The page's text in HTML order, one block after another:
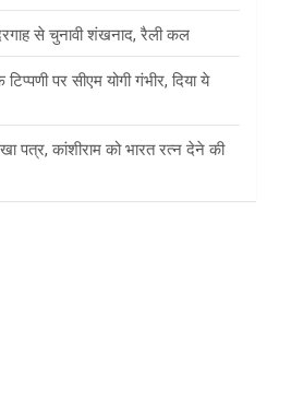
से चुनावी शंखनाद, रैली कल
पर सीएम योगी गंभीर, दिया ये
पत्र, कांशीराम को भारत रत्न देने की